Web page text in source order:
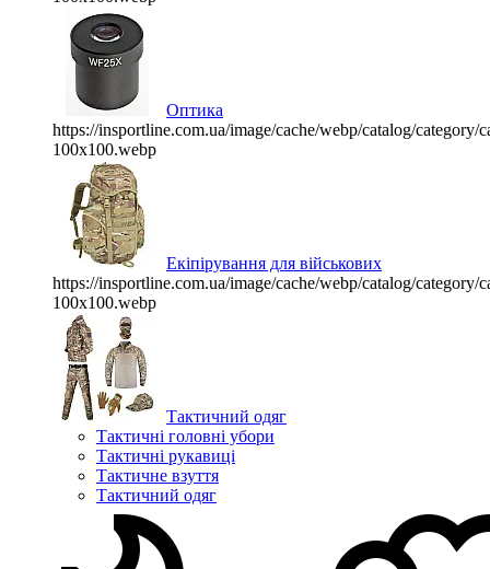
Оптика
https://insportline.com.ua/image/cache/webp/catalog/category/
100x100.webp
Екіпірування для військових
https://insportline.com.ua/image/cache/webp/catalog/category/
100x100.webp
Тактичний одяг
Тактичні головні убори
Тактичні рукавиці
Тактичне взуття
Тактичний одяг